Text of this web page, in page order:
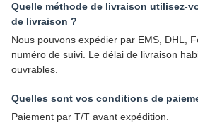
Quelle méthode de livraison utilisez-
de livraison ?
Nous pouvons expédier par EMS, DHL,
numéro de suivi. Le délai de livraison
ouvrables.
Quelles sont vos conditions de
Paiement par T/T avant expédition.